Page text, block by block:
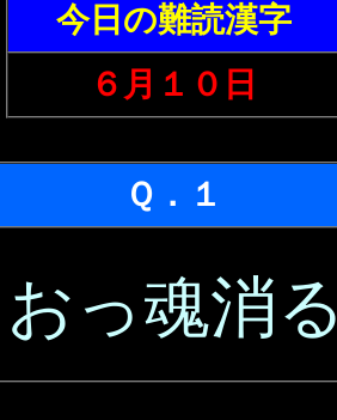
今日の難読漢字
６月１０日
Ｑ．１
おっ魂消る